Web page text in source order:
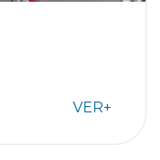
VER+